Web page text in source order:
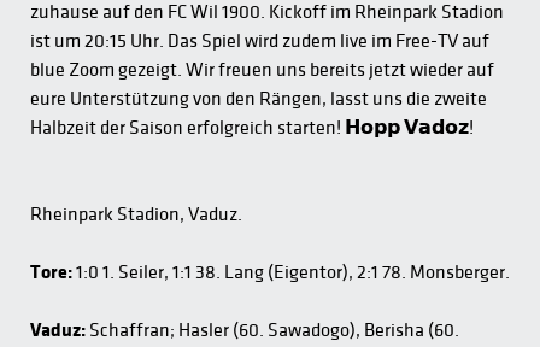
zuhause auf den FC Wil 1900. Kickoff im Rheinpark Stadion
ist um 20:15 Uhr. Das Spiel wird zudem live im Free-TV auf
blue Zoom gezeigt. Wir freuen uns bereits jetzt wieder auf
eure Unterstützung von den Rängen, lasst uns die zweite
Halbzeit der Saison erfolgreich starten! 𝗛𝗼𝗽𝗽 𝗩𝗮𝗱𝗼𝘇!
Rheinpark Stadion, Vaduz.
Tore:1:0 1. Seiler, 1:1 38. Lang (Eigentor), 2:1 78. Monsberger.
Vaduz: Schaffran; Hasler (60. Sawadogo), Berisha (60.